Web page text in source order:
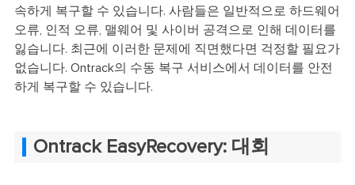
속하게 복구할 수 있습니다. 사람들은 일반적으로 하드웨어
오류, 인적 오류, 맬웨어 및 사이버 공격으로 인해 데이터를
잃습니다. 최근에 이러한 문제에 직면했다면 걱정할 필요가
없습니다. Ontrack의 수동 복구 서비스에서 데이터를 안전
하게 복구할 수 있습니다.
Ontrack EasyRecovery: 대회